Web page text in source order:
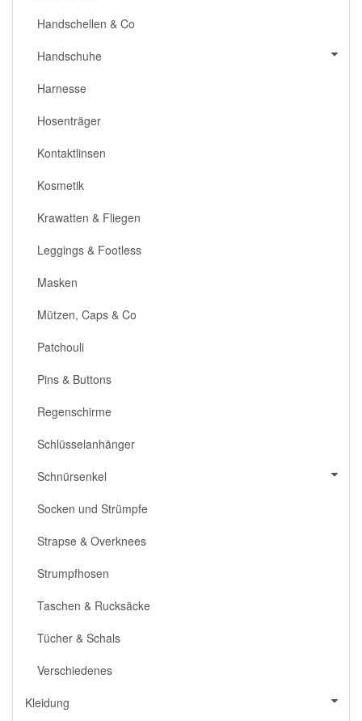
Handschellen & Co
Handschuhe
Harnesse
Hosenträger
Kontaktlinsen
Kosmetik
Krawatten & Fliegen
Leggings & Footless
Masken
Mützen, Caps & Co
Patchouli
Pins & Buttons
Regenschirme
Schlüsselanhänger
Schnürsenkel
Socken und Strümpfe
Strapse & Overknees
Strumpfhosen
Taschen & Rucksäcke
Tücher & Schals
Verschiedenes
Kleidung